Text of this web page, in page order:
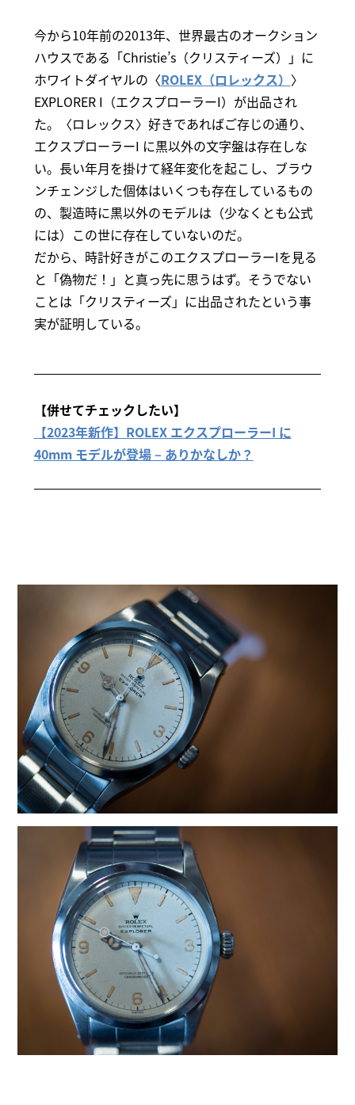
今から10年前の2013年、世界最古のオークション
ハウスである「Christie’s（クリスティーズ）」に
ホワイトダイヤルの〈ROLEX（ロレックス） 〉
EXPLORER I（エクスプローラーI）が出品され
た。〈ロレックス〉好きであればご存じの通り、
エクスプローラーI に黒以外の文字盤は存在しな
い。長い年月を掛けて経年変化を起こし、ブラウ
ンチェンジした個体はいくつも存在しているもの
の、製造時に黒以外のモデルは（少なくとも公式
には）この世に存在していないのだ。
だから、時計好きがこのエクスプローラーIを見る
と「偽物だ！」と真っ先に思うはず。そうでない
ことは「クリスティーズ」に出品されたという事
実が証明している。
【併せてチェックしたい】
【2023年新作】ROLEX エクスプローラーI に
40mm モデルが登場 – ありかなしか？